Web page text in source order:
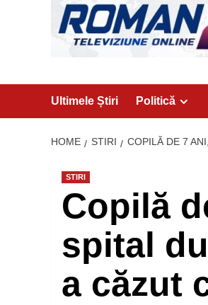
Ultimele Știri Politică
HOME STIRI COPILĂ DE 7
STIRI
Copilă
spital
a căzut